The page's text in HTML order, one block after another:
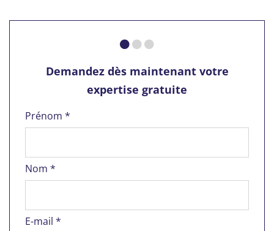
Demandez dès maintenant votre
expertise gratuite
Prénom *
Nom *
E-mail *